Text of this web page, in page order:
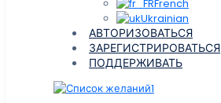
French
Ukrainian
АВТОРИЗОВАТЬСЯ
ЗАРЕГИСТРИРОВАТЬСЯ
ПОДДЕРЖИВАТЬ
1